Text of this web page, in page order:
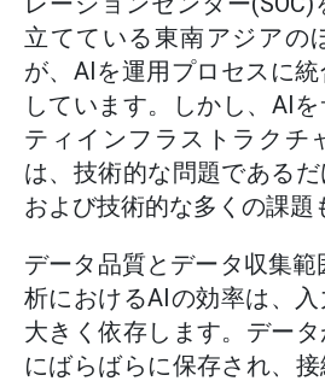
立てている東南アジアの
が、AIを運用プロセスに
しています。しかし、AI
ティインフラストラクチ
は、技術的な問題である
および技術的な多くの課題
データ品質とデータ収集
析におけるAIの効率は、
大きく依存します。デー
にばらばらに保存され、